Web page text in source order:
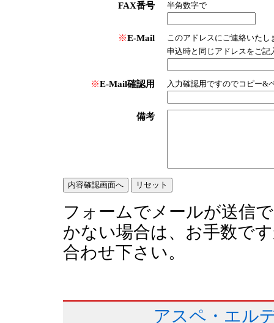
FAX番号 半角数字で
※E-Mail
このアドレスにご連絡いた
申込時と同じアドレスをご記
※E-Mail確認用 入力確認用ですのでコピー&
備考
フォームでメールが送信
かない場合は、お手数で
合わせ下さい。
アスペ・エル